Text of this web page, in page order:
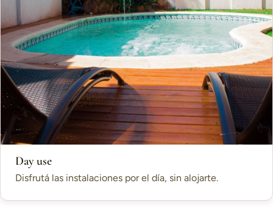
Day use
Disfrutá las instalaciones por el día, sin alojarte.